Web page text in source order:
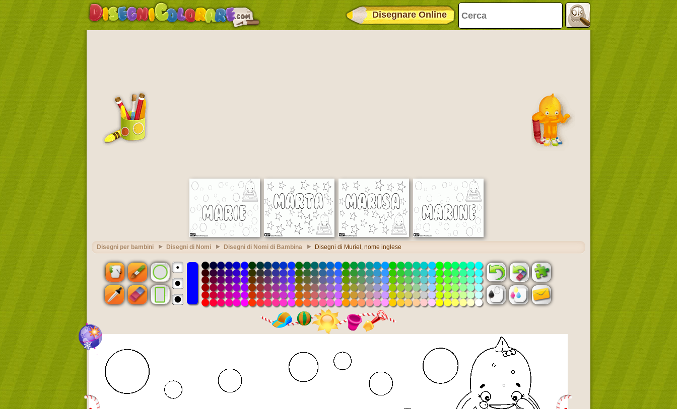
Disegnare Online
Disegni per bambini Disegni di Nomi Disegni di Nomi di Bambina Disegni di Muriel, nome inglese